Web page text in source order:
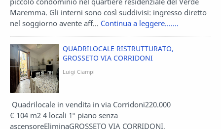
Maremma. Gli interni sono così suddivisi: ingresso diretto
nel soggiorno avente aff... Continua a leggere.......
QUADRILOCALE RISTRUTTURATO,
GROSSETO VIA CORRIDONI
Luigi Ciampi
Quadrilocale in vendita in via Corridoni220.000
€ 104 m2 4 locali 1º piano senza
ascensoreEliminaGROSSETO VIA CORRIDONI,